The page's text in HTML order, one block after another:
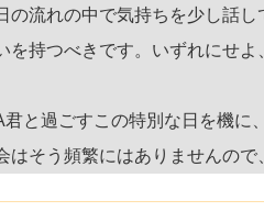
の流れの中で気持ちを少し話
持つべきです。いずれにせよ
と過ごすこの特別な日を機
はそう頻繁にはありませんの